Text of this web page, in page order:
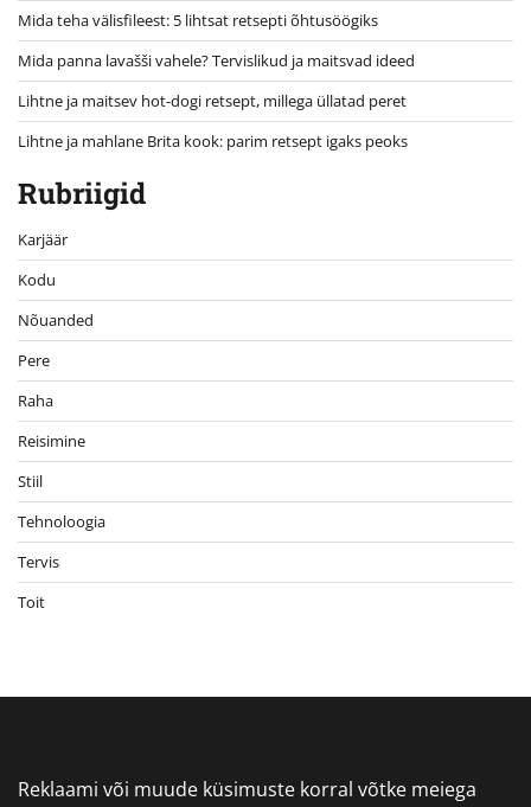
Mida teha välisfileest: 5 lihtsat retsepti õhtusöögiks
Mida panna lavašši vahele? Tervislikud ja maitsvad ideed
Lihtne ja maitsev hot-dogi retsept, millega üllatad peret
Lihtne ja mahlane Brita kook: parim retsept igaks peoks
Rubriigid
Karjäär
Kodu
Nõuanded
Pere
Raha
Reisimine
Stiil
Tehnoloogia
Tervis
Toit
Reklaami või muude küsimuste korral võtke meiega